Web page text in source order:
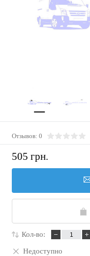
Отзывов: 0
505 грн.
Кол-во:
Недоступно